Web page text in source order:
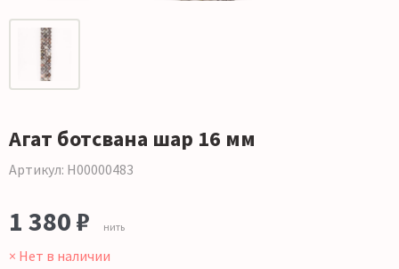
Агат ботсвана шар 16 мм
Артикул: Н00000483
1 380 ₽ нить
× Нет в наличии